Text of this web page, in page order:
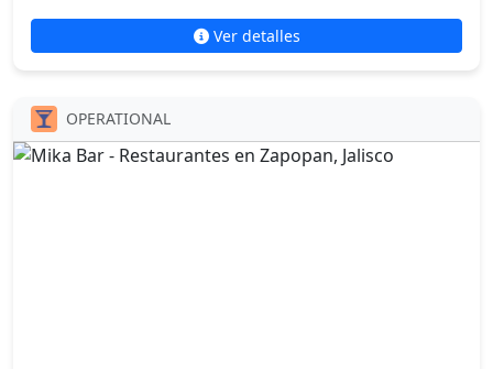
Ver detalles
OPERATIONAL